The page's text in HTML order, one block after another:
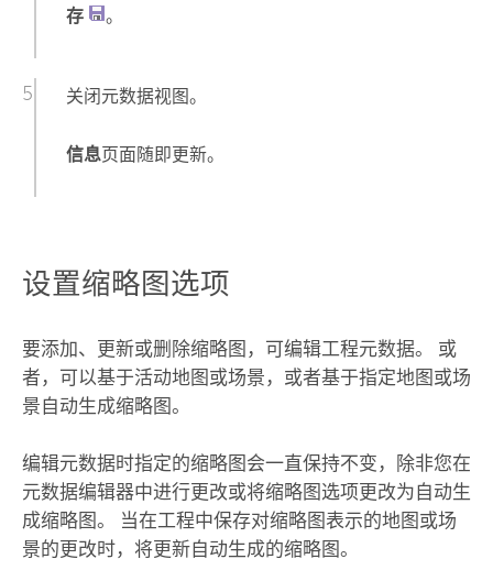
存
。
关闭元数据视图。
信息页面随即更新。
设置缩略图选项
要添加、更新或删除缩略图，可编辑工程元数据。 或
者，可以基于活动地图或场景，或者基于指定地图或场
景自动生成缩略图。
编辑元数据时指定的缩略图会一直保持不变，除非您在
元数据编辑器中进行更改或将缩略图选项更改为自动生
成缩略图。 当在工程中保存对缩略图表示的地图或场
景的更改时，将更新自动生成的缩略图。